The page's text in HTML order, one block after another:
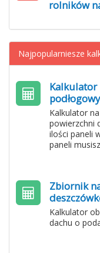
rolników
Najpopularniesze
Kalkulator
Kalkulator
powierzchni
ilości paneli
paneli
Zbiornik
Kalkulator
dachu o